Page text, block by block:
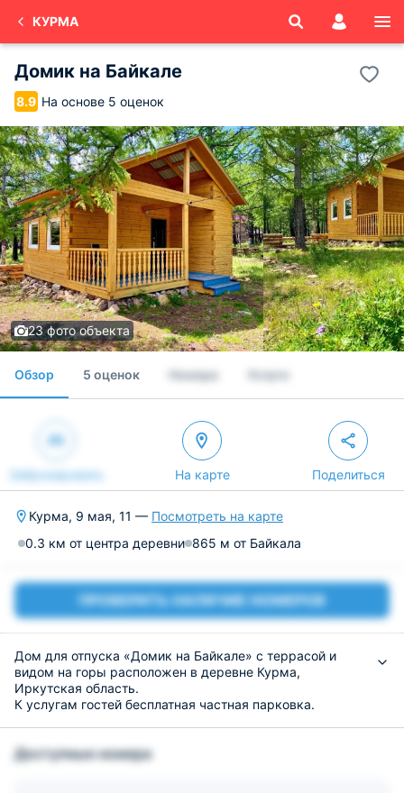
КУРМА
Домик на Байкале
8.9 На основе 5 оценок
23 фото объекта
Обзор Номера
5 оценок Услуги
Забронировать На карте Поделиться
Курма, 9 мая, 11 — Посмотреть на карте
0.3 км от центра деревни 865 м от Байкала
ПРОВЕРИТЬ НАЛИЧИЕ НОМЕРОВ
Дом для отпуска «Домик на Байкале» с террасой и
видом на горы расположен в деревне Курма,
Иркутская область.
К услугам гостей бесплатная частная парковка.
В доме для отпуска есть 1 спальня, оборудованная
Доступные номера